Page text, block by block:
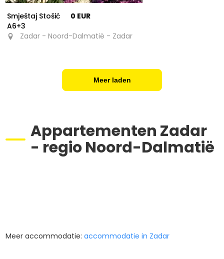
Smještaj Stošić
A6+3
0 EUR
Zadar - Noord-Dalmatië - Zadar
Meer laden
Appartementen Zadar
- regio Noord-Dalmatië
Meer accommodatie: accommodatie in Zadar